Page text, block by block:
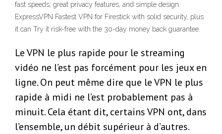
fast speeds, great privacy features, and simple design.
ExpressVPN Fastest VPN for Firestick with solid security, plus
it can Try it risk-free with the 30-day money back guarantee.
Le VPN le plus rapide pour le streaming
vidéo ne l’est pas forcément pour les jeux en
ligne. On peut même dire que le VPN le plus
rapide à midi ne l’est probablement pas à
minuit. Cela étant dit, certains VPN ont, dans
l’ensemble, un débit supérieur à d’autres.